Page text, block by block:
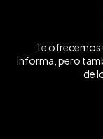
Te
informa, pero
de